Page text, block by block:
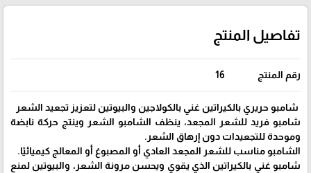
تفاصيل المنتج
رقم المنتج 16
شامبو حريري بالكيراتين غني بالكولاجين والبيوتين لتعزيز تجعيد الشعر
شامبو فريد للشعر المجعد، ينظف الشامبو الشعر وينتج حركة نابضة
وموحدة للتجعيدات دون إرهاق الشعر.
الشامبو مناسب للشعر المجعد العادي أو المصبوغ أو المعالج كيميائيًا.
شامبو غني بالكيراتين الذي يقوي ويحسن مرونة الشعر، والبيوتين لمنع